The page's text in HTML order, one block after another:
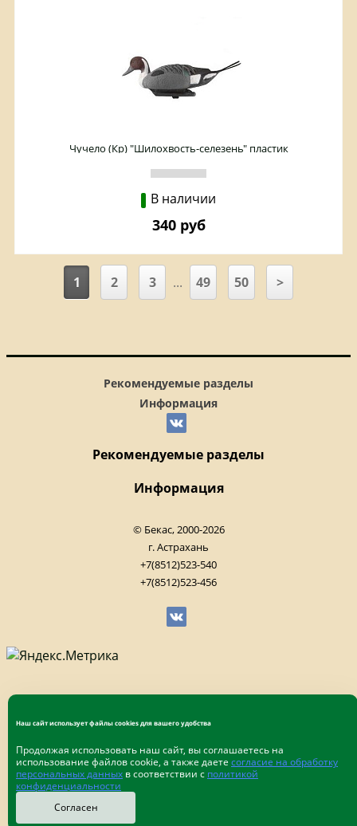
Чучело (Кр) "Шилохвость-селезень" пластик
В наличии
340 руб
1 2 3 ... 49 50 >
Рекомендуемые разделы
Информация
Рекомендуемые разделы
Информация
© Бекас, 2000-2026
г. Астрахань
+7(8512)523-540
+7(8512)523-456
Наш сайт использует файлы cookies для вашего удобства
Продолжая использовать наш сайт, вы соглашаетесь на
использование файлов cookie, а также даете согласие на обработку
персональных данных в соответствии с политикой
конфиденциальности
Согласен